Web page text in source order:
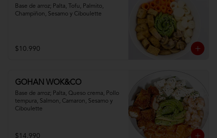
Base de arroz; Palta, Tofu, Palmito,
Champiñon, Sesamo y Ciboulette
$10.990
GOHAN WOK&CO
Base de arroz; Palta, Queso crema, Pollo
tempura, Salmon, Camaron, Sesamo y
Ciboulette
$14.990